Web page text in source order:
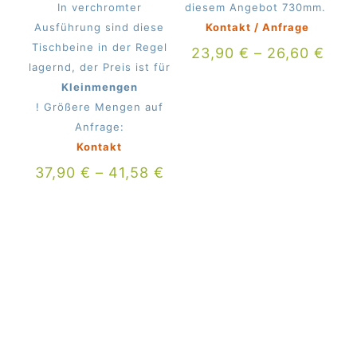
In verchromter
Ausführung sind diese
Tischbeine in der Regel
lagernd, der Preis ist für
Kleinmengen
! Größere Mengen auf
Anfrage:
Kontakt
37,90 € – 41,58 €
diesem Angebot 730mm.
Kontakt / Anfrage
23,90 € – 26,60 €